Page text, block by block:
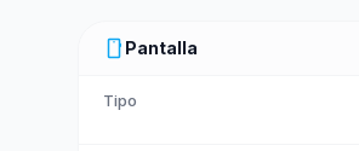
smartphone Pantalla
Tipo